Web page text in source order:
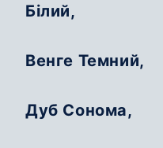
Білий,
Венге Темний,
Дуб Сонома,